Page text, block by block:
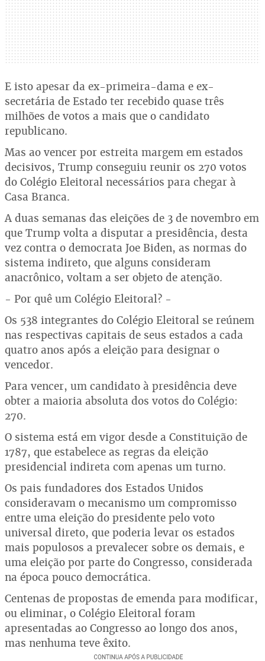
E isto apesar da ex-primeira-dama e ex-
secretária de Estado ter recebido quase três
milhões de votos a mais que o candidato
republicano.
Mas ao vencer por estreita margem em estados
decisivos, Trump conseguiu reunir os 270 votos
do Colégio Eleitoral necessários para chegar à
Casa Branca.
A duas semanas das eleições de 3 de novembro em
que Trump volta a disputar a presidência, desta
vez contra o democrata Joe Biden, as normas do
sistema indireto, que alguns consideram
anacrônico, voltam a ser objeto de atenção.
- Por quê um Colégio Eleitoral? -
Os 538 integrantes do Colégio Eleitoral se reúnem
nas respectivas capitais de seus estados a cada
quatro anos após a eleição para designar o
vencedor.
Para vencer, um candidato à presidência deve
obter a maioria absoluta dos votos do Colégio:
270.
O sistema está em vigor desde a Constituição de
1787, que estabelece as regras da eleição
presidencial indireta com apenas um turno.
Os pais fundadores dos Estados Unidos
consideravam o mecanismo um compromisso
entre uma eleição do presidente pelo voto
universal direto, que poderia levar os estados
mais populosos a prevalecer sobre os demais, e
uma eleição por parte do Congresso, considerada
na época pouco democrática.
Centenas de propostas de emenda para modificar,
ou eliminar, o Colégio Eleitoral foram
apresentadas ao Congresso ao longo dos anos,
mas nenhuma teve êxito.